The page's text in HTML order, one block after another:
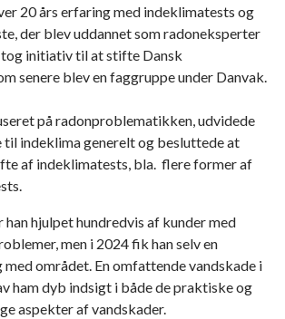
20 års erfaring med indeklimatests og
der blev uddannet som radoneksperter
initiativ til at stifte Dansk
senere blev en faggruppe under Danvak.
på radonproblematikken, udvidede
til indeklima generelt og besluttede at
af indeklimatests, bla. flere former af
han hjulpet hundredvis af kunder med
men i 2024 fik han selv en
området. En omfattende vandskade i
ham dyb indsigt i både de praktiske og
aspekter af vandskader.